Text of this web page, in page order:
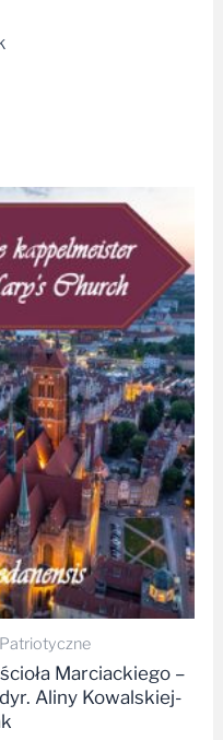
Marciackiego –
Aliny Kowalskiej-
Zakres
od
38,99 zł
do
42,99 zł